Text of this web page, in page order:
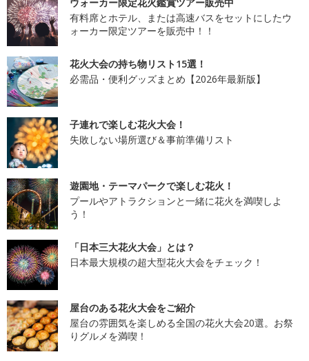
ウォーカー限定花火鑑賞ツアー販売中
有料席とホテル、または高速バスをセットにしたウ
ォーカー限定ツアーを販売中！！
花火大会の持ち物リスト15選！
必需品・便利グッズまとめ【2026年最新版】
子連れで楽しむ花火大会！
失敗しない場所選び＆事前準備リスト
遊園地・テーマパークで楽しむ花火！
プールやアトラクションと一緒に花火を満喫しよ
う！
「日本三大花火大会」とは？
日本最大規模の超大型花火大会をチェック！
屋台のある花火大会をご紹介
屋台の雰囲気を楽しめる全国の花火大会20選。お祭
りグルメを満喫！